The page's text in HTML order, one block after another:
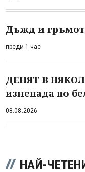
Дъжд и
преди 1 час
ДЕНЯТ В
изненада по
08.08.2026
НАЙ-